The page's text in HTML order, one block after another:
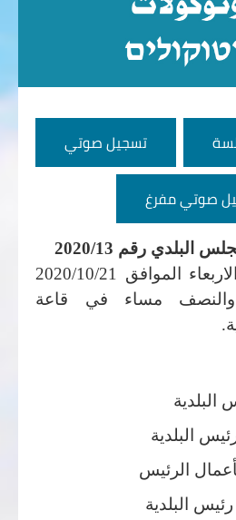
تسجيل صوتي
صوتي مفرغ
رقم 2020/13
عقدت الجلسة يوم الاربعاء الموافق 2020/10/21
والنصف مساء في قاعة
.
البلدية
الرئيس
البلدية